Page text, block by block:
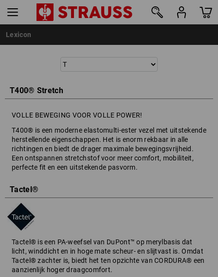
Lexicon
T400® Stretch
VOLLE BEWEGING VOOR VOLLE POWER!
T400® is een moderne elastomulti-ester vezel met uitstekende
herstellende eigenschappen. Het is enorm rekbaar in alle
richtingen en biedt de drager maximale bewegingsvrijheid.
Een ontspannen stretchstof voor meer comfort, mobiliteit,
perfecte fit en een uitstekende pasvorm.
Tactel®
Tactel® is een PA-weefsel van DuPont™ op merylbasis dat
licht, winddicht en in hoge mate scheur- en slijtvast is. Omdat
Tactel® zachter is, biedt het ten opzichte van CORDURA® een
aanzienlijk hoger draagcomfort.